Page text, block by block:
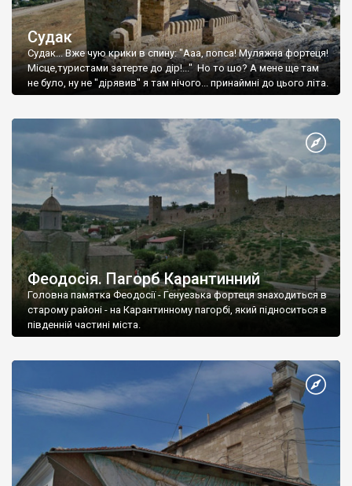
Судак
Судак... Вже чую крики в спину: "Ааа, попса! Муляжна фортеця!
Місце,туристами затерте до дір!..." Но то шо? А мене ще там
не було, ну не "дірявив" я там нічого... принаймні до цього літа.
Феодосія. Пагорб Карантинний
Головна памятка Феодосії - Генуезька фортеця знаходиться в
старому районі - на Карантинному пагорбі, який підноситься в
південній частині міста.